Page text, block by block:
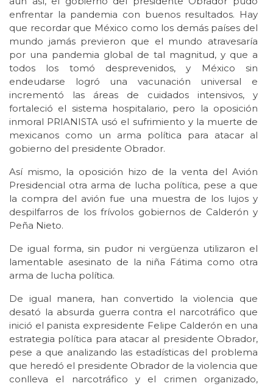
enfrentar la pandemia con buenos resultados. Hay
que recordar que México como los demás países del
mundo jamás previeron que el mundo atravesaría
por una pandemia global de tal magnitud, y que a
todos los tomó desprevenidos, y México sin
endeudarse logró una vacunación universal e
incrementó las áreas de cuidados intensivos, y
fortaleció el sistema hospitalario, pero la oposición
inmoral PRIANISTA usó el sufrimiento y la muerte de
mexicanos como un arma política para atacar al
gobierno del presidente Obrador.
Así mismo, la oposición hizo de la venta del Avión
Presidencial otra arma de lucha política, pese a que
la compra del avión fue una muestra de los lujos y
despilfarros de los frívolos gobiernos de Calderón y
Peña Nieto.
De igual forma, sin pudor ni vergüenza utilizaron el
lamentable asesinato de la niña Fátima como otra
arma de lucha política.
De igual manera, han convertido la violencia que
desató la absurda guerra contra el narcotráfico que
inició el panista expresidente Felipe Calderón en una
estrategia política para atacar al presidente Obrador,
pese a que analizando las estadísticas del problema
que heredó el presidente Obrador de la violencia que
conlleva el narcotráfico y el crimen organizado,